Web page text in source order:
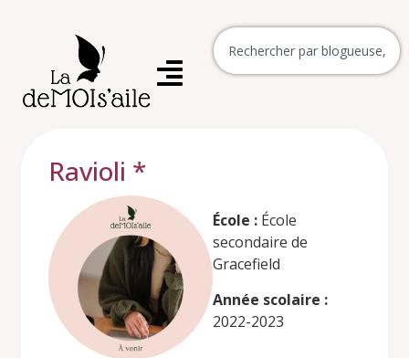
Ravioli *
École : École
secondaire de
Gracefield
Année scolaire :
2022-2023